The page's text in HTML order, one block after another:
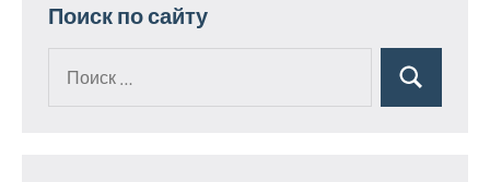
Поиск по сайту
Поиск